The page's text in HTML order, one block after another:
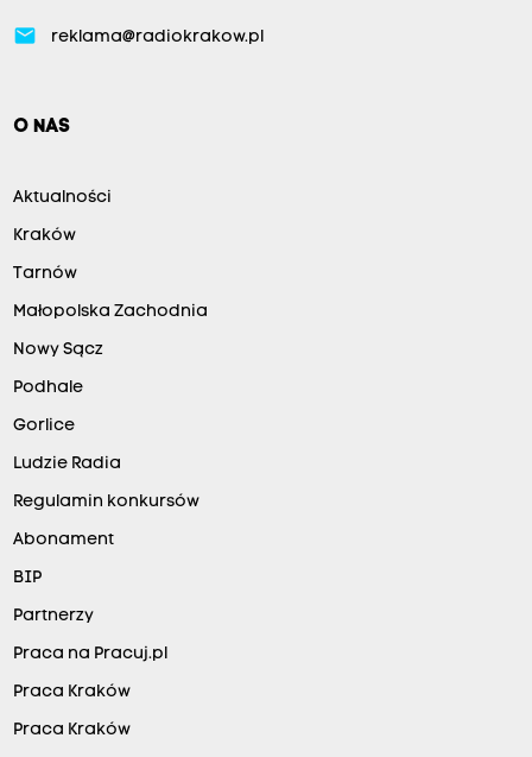
email reklama@radiokrakow.pl
O NAS
Aktualności
Kraków
Tarnów
Małopolska Zachodnia
Nowy Sącz
Podhale
Gorlice
Ludzie Radia
Regulamin konkursów
Abonament
BIP
Partnerzy
Praca na Pracuj.pl
Praca Kraków
Praca Kraków